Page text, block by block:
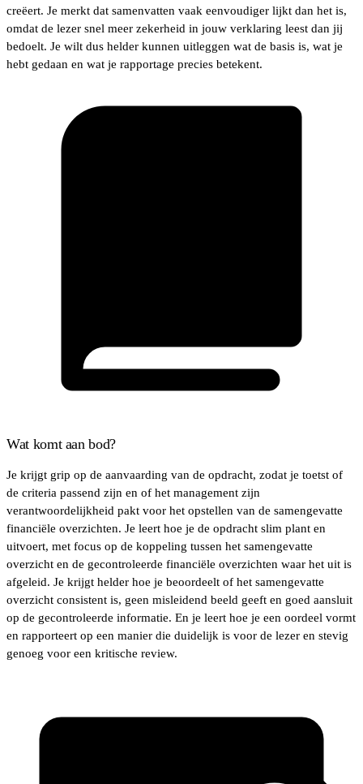
creëert. Je merkt dat samenvatten vaak eenvoudiger lijkt dan het is,
omdat de lezer snel meer zekerheid in jouw verklaring leest dan jij
bedoelt. Je wilt dus helder kunnen uitleggen wat de basis is, wat je
hebt gedaan en wat je rapportage precies betekent.
Wat komt aan bod?
Je krijgt grip op de aanvaarding van de opdracht, zodat je toetst of
de criteria passend zijn en of het management zijn
verantwoordelijkheid pakt voor het opstellen van de samengevatte
financiële overzichten. Je leert hoe je de opdracht slim plant en
uitvoert, met focus op de koppeling tussen het samengevatte
overzicht en de gecontroleerde financiële overzichten waar het uit is
afgeleid. Je krijgt helder hoe je beoordeelt of het samengevatte
overzicht consistent is, geen misleidend beeld geeft en goed aansluit
op de gecontroleerde informatie. En je leert hoe je een oordeel vormt
en rapporteert op een manier die duidelijk is voor de lezer en stevig
genoeg voor een kritische review.